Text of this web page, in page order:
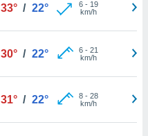
33° / 22° 6- 19
km/h
30° / 22° 6- 21
km/h
31° / 22° 8- 28
km/h